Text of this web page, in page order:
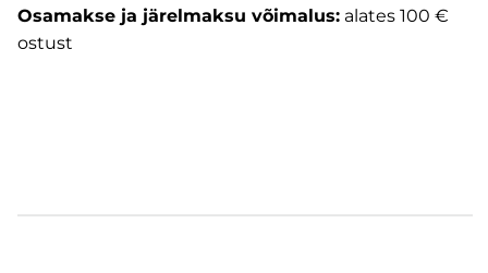
Osamakse ja järelmaksu võimalus: alates 100 €
ostust